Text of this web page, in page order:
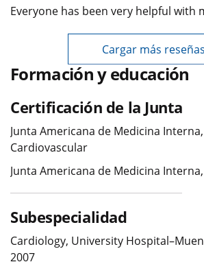
Everyone has been very helpful with
Cargar más reseñas
Formación y educación
Certificación de la Junta
Junta Americana de Medicina
Cardiovascular
Junta Americana de Medicina
Subespecialidad
Cardiology, University
2007